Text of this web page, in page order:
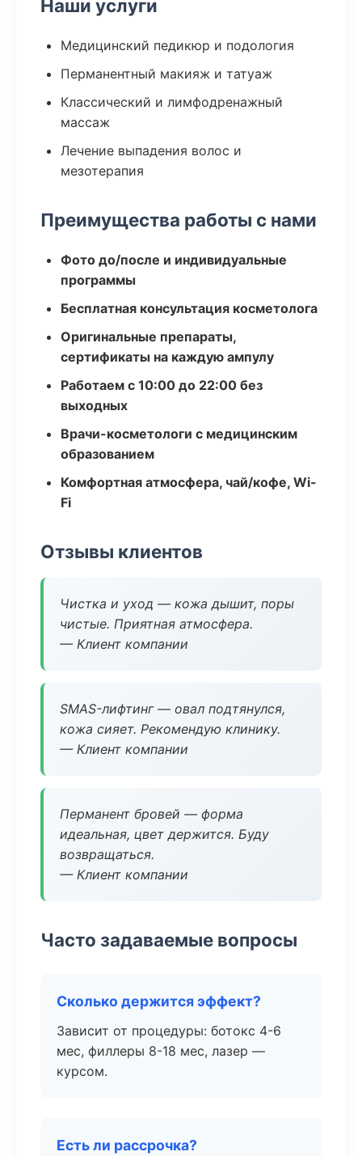
Наши услуги
Медицинский педикюр и подология
Перманентный макияж и татуаж
Классический и лимфодренажный
массаж
Лечение выпадения волос и
мезотерапия
Преимущества работы с нами
Фото до/после и индивидуальные
программы
Бесплатная консультация косметолога
Оригинальные препараты,
сертификаты на каждую ампулу
Работаем с 10:00 до 22:00 без
выходных
Врачи-косметологи с медицинским
образованием
Комфортная атмосфера, чай/кофе, Wi-
Fi
Отзывы клиентов
Чистка и уход — кожа дышит, поры
чистые. Приятная атмосфера.
— Клиент компании
SMAS-лифтинг — овал подтянулся,
кожа сияет. Рекомендую клинику.
— Клиент компании
Перманент бровей — форма
идеальная, цвет держится. Буду
возвращаться.
— Клиент компании
Часто задаваемые вопросы
Сколько держится эффект?
Зависит от процедуры: ботокс 4-6
мес, филлеры 8-18 мес, лазер —
курсом.
Есть ли рассрочка?